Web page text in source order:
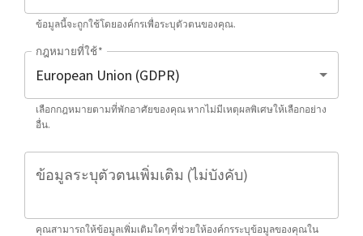
ข้อมูลนี้จะถูกใช้โดยองค์กรเพื่อระบุตัวตนของคุณ.
กฎหมายที่ใช้*
เลือกกฎหมายตามที่พักอาศัยของคุณ หากไม่มีเหตุผลพิเศษให้เลือกอย่าง
อื่น.
ข้อมูลระบุตัวตนเพิ่มเติม (ไม่บังคับ)
คุณสามารถให้ข้อมูลเพิ่มเติมใดๆ ที่ช่วยให้องค์กรระบุข้อมูลของคุณใน